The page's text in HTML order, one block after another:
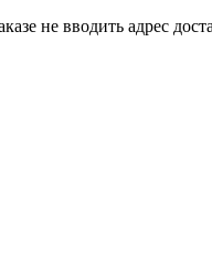
не вводить адрес